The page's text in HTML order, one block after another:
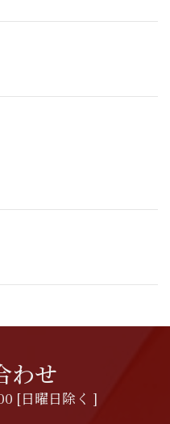
わせ
[日曜日除く ]